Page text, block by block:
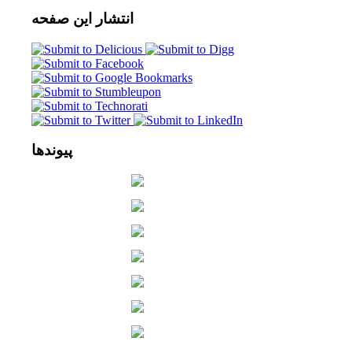
انتشار این صفحه
پیوندها